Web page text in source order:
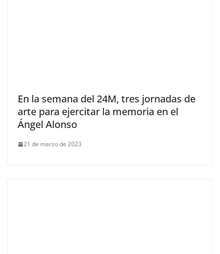
En la semana del 24M, tres jornadas de
arte para ejercitar la memoria en el
Ángel Alonso
21 de marzo de 2023